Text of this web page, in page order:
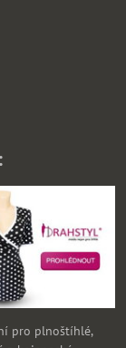
pro plnoštíhlé,